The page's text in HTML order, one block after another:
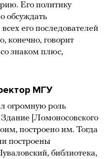
Его политику
обсуждать
его последователей
конечно, говорит
знаком плюс,
МГУ
огромную роль
Здание [Ломоносовского
построено им. Тогда
построены
библиотека,